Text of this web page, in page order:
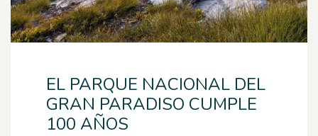
EL PARQUE NACIONAL DEL
GRAN PARADISO CUMPLE
100 AÑOS